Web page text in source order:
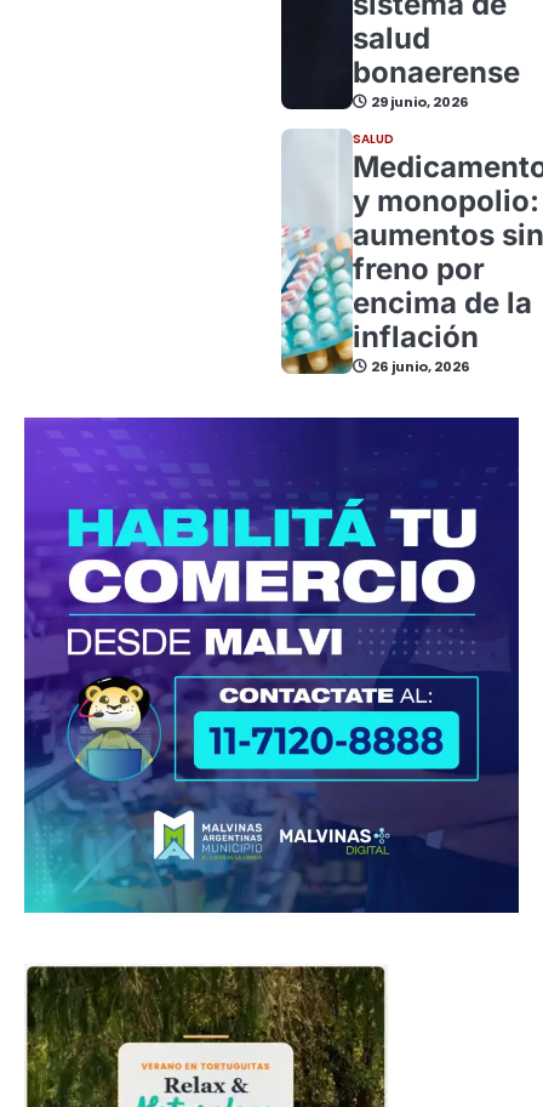
salud
bonaerense
29 junio, 2026
SALUD
y monopolio:
aumentos sin
freno por
encima de la
inflación
26 junio, 2026